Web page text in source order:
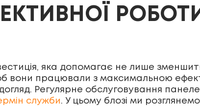
яка допомагає не лише
вони працювали з максимальною
Регулярне обслуговування
служби. У цьому блозі ми